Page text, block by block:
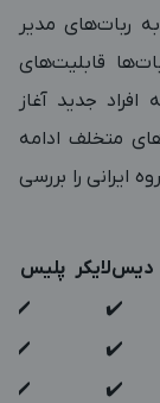
ربات‌های مدیر
قابلیت‌های
جدید آغاز
متخلف ادامه
ایرانی را بررسی
دیس‌لایکر پلیس
✔️
✔️
✔️
✔️
✔️
✔️